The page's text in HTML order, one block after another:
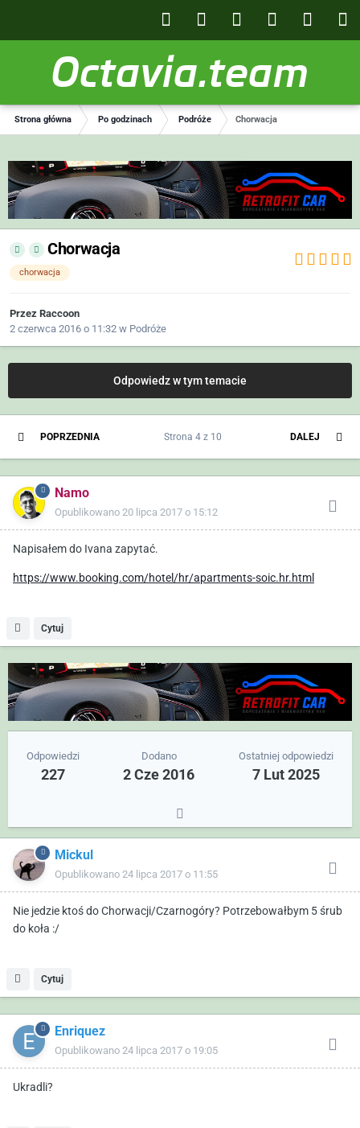
Octavia.team
Strona główna Po godzinach Podróże Chorwacja
Chorwacja
chorwacja
Przez Raccoon
2 czerwca 2016 o 11:32 w Podróże
Odpowiedz w tym temacie
POPRZEDNIA DALEJ
Strona 4 z 10
Namo
Opublikowano 20 lipca 2017 o 15:12
Napisałem do Ivana zapytać.
https://www.booking.com/hotel/hr/apartments-soic.hr.html
Cytuj
Odpowiedzi
227
Dodano
2 Cze 2016
Ostatniej odpowiedzi
7 Lut 2025
Mickul
Opublikowano 24 lipca 2017 o 11:55
Nie jedzie ktoś do Chorwacji/Czarnogóry? Potrzebowałbym 5 śrub
do koła :/
Cytuj
Enriquez
Opublikowano 24 lipca 2017 o 19:05
Ukradli?